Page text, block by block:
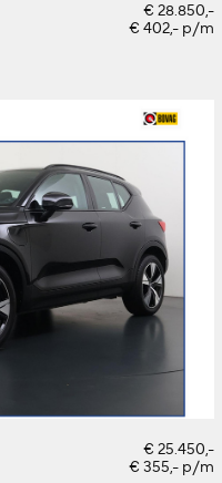
€ 28.850,-
€ 402,- p/m
€ 25.450,-
€ 355,- p/m